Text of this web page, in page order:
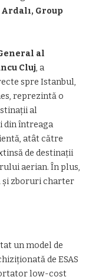
Group
al
Cluj, a
spre Istanbul,
reprezintă o
al
din întreaga
atât către
de destinaţii
aerian. În plus,
și zboruri charter
un model de
de ESAS
low-cost